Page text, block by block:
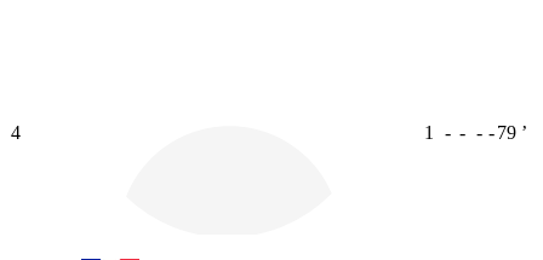
4 1 - - - -79 ʼ